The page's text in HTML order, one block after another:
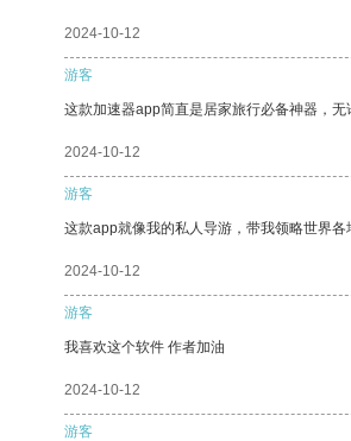
2024-10-12
游客
这款加速器app简直是居家旅行必备神器，
2024-10-12
游客
这款app就像我的私人导游，带我领略世界各
2024-10-12
游客
我喜欢这个软件 作者加油
2024-10-12
游客